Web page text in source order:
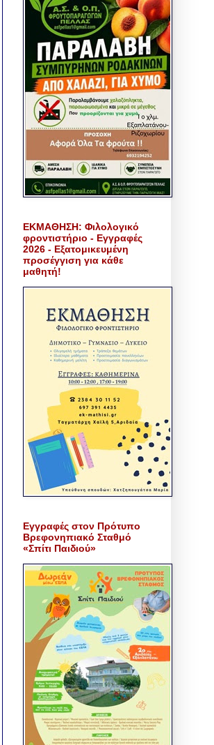
ΕΚΜΑΘΗΣΗ: Φιλολογικό
φροντιστήριο - Εγγραφές
2026 - Εξατομικευμένη
προσέγγιση για κάθε
μαθητή!
Εγγραφές στον Πρότυπο
Βρεφονηπιακό Σταθμό
«Σπίτι Παιδιού»